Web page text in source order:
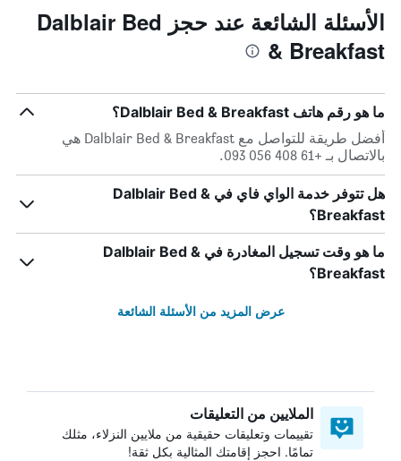
الأسئلة الشائعة عند حجز Dalblair Bed
& Breakfast
ما هو رقم هاتف Dalblair Bed & Breakfast؟
أفضل طريقة للتواصل مع Dalblair Bed & Breakfast هي
بالاتصال بـ +61 408 056 093.
هل تتوفر خدمة الواي فاي في Dalblair Bed &
Breakfast؟
ما هو وقت تسجيل المغادرة في Dalblair Bed &
Breakfast؟
عرض المزيد من الأسئلة الشائعة
الملايين من التعليقات
تقييمات وتعليقات حقيقية من ملايين النزلاء، مثلك
تمامًا. احجز إقامتك المثالية بكل ثقة!